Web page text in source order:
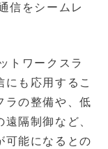
信をシームレ
トワークスラ
も応用するこ
ラの整備や、低
隔制御など、
可能になるとの